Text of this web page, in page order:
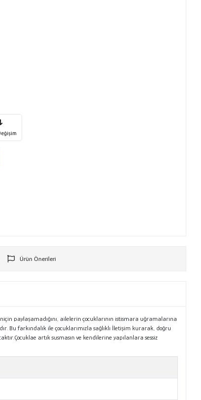
Ürün Önerileri
paylaşamadığını, ailelerin çocuklarının istismara uğramalarına
Bu farkındalık ile çocuklarımızla sağlıklı İletişim kurarak, doğru
artık susmasın ve kendilerine yapılanlara sessiz